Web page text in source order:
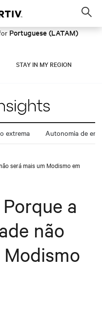
Portuguese (LATAM)
STAY IN MY REGION
extrema Autonomia de
será mais um Modismo em
a
não